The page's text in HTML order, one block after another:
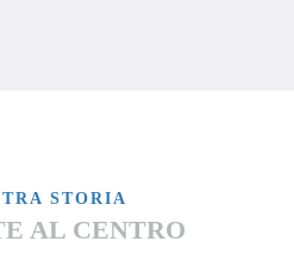
STORIA
AL CENTRO